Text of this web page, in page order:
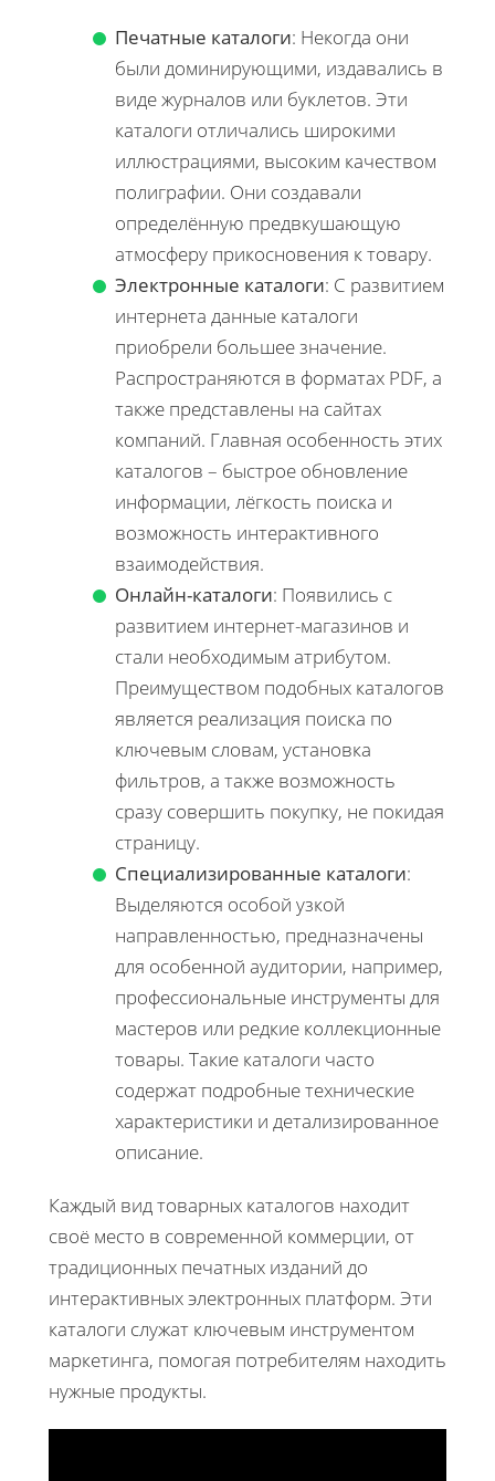
Печатные каталоги: Некогда они
были доминирующими, издавались в
виде журналов или буклетов. Эти
каталоги отличались широкими
иллюстрациями, высоким качеством
полиграфии. Они создавали
определённую предвкушающую
атмосферу прикосновения к товару.
Электронные каталоги: С развитием
интернета данные каталоги
приобрели большее значение.
Распространяются в форматах PDF, а
также представлены на сайтах
компаний. Главная особенность этих
каталогов – быстрое обновление
информации, лёгкость поиска и
возможность интерактивного
взаимодействия.
Онлайн-каталоги: Появились с
развитием интернет-магазинов и
стали необходимым атрибутом.
Преимуществом подобных каталогов
является реализация поиска по
ключевым словам, установка
фильтров, а также возможность
сразу совершить покупку, не покидая
страницу.
Специализированные каталоги:
Выделяются особой узкой
направленностью, предназначены
для особенной аудитории, например,
профессиональные инструменты для
мастеров или редкие коллекционные
товары. Такие каталоги часто
содержат подробные технические
характеристики и детализированное
описание.
Каждый вид товарных каталогов находит
своё место в современной коммерции, от
традиционных печатных изданий до
интерактивных электронных платформ. Эти
каталоги служат ключевым инструментом
маркетинга, помогая потребителям находить
нужные продукты.